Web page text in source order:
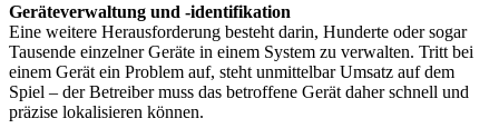
Geräteverwaltung und -identifikation
Eine weitere Herausforderung besteht darin, Hunderte oder sogar
Tausende einzelner Geräte in einem System zu verwalten. Tritt bei
einem Gerät ein Problem auf, steht unmittelbar Umsatz auf dem
Spiel – der Betreiber muss das betroffene Gerät daher schnell und
präzise lokalisieren können.